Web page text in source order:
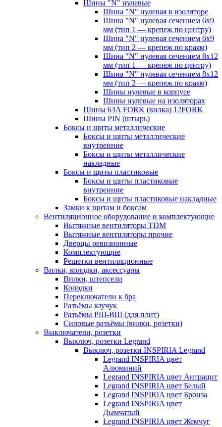
Шины "N" нулевые
Шина "N" нулевая в изоляторе
Шина "N" нулевая сечением 6х9
мм (тип 1 — крепеж по центру)
Шина "N" нулевая сечением 6х9
мм (тип 2 — крепеж по краям)
Шина "N" нулевая сечением 8х12
мм (тип 1 — крепеж по центру)
Шина "N" нулевая сечением 8х12
мм (тип 2 — крепеж по краям)
Шины нулевые в корпусе
Шины нулевые на изоляторах
Шины 63A FORK (вилка) 12FORK
Шины PIN (штырь)
Боксы и щиты металлические
Боксы и щиты металлические
внутренние
Боксы и щиты металлические
накладные
Боксы и щиты пластиковые
Боксы и щиты пластиковые
внутренние
Боксы и щиты пластиковые накладные
Замки к щитам и боксам
Вентиляционное оборудование и комплектующие
Вытяжные вентиляторы TDM
Вытяжные вентиляторы прочие
Дверцы ревизионные
Комплектующие
Решетки вентиляционные
Вилки, колодки, аксессуары
Вилки, штепсели
Колодки
Переключатели к бра
Разъёмы каучук
Разъёмы РШ-ВШ (для плит)
Силовые разъёмы (вилки, розетки)
Выключатели, розетки
Выключ, розетки Legrand
Выключ, розетки INSPIRIA Legrand
Legrand INSPIRIA цвет
Алюминий
Legrand INSPIRIA цвет Антрацит
Legrand INSPIRIA цвет Белый
Legrand INSPIRIA цвет Бронза
Legrand INSPIRIA цвет
Дымчатый
Legrand INSPIRIA цвет Жемчуг